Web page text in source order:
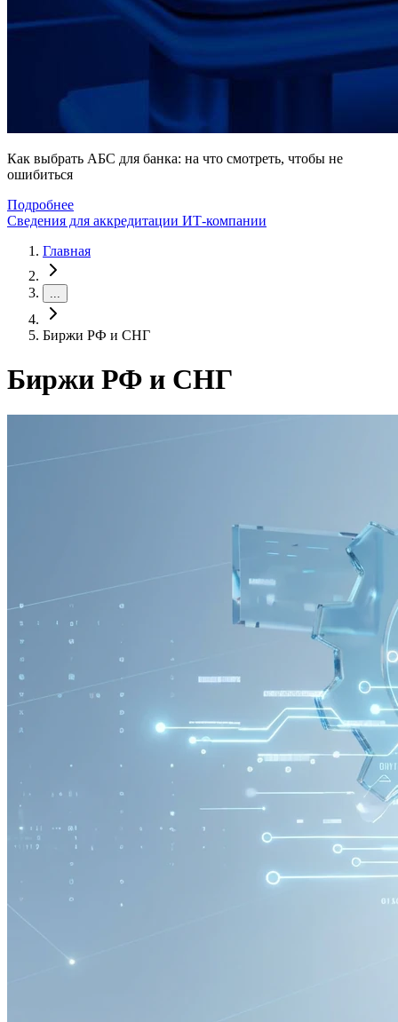
Как выбрать АБС для банка: на что смотреть, чтобы не
ошибиться
Подробнее
Сведения для аккредитации ИТ-компании
Главная
...
Биржи РФ и СНГ
Биржи РФ и СНГ